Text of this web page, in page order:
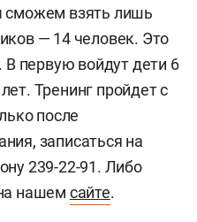
сможем взять лишь
— 14 человек. Это
В первую войдут дети 6
Тренинг пройдет с
после
записаться на
239-22-91. Либо
нашем сайте.